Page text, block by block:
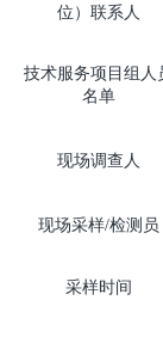
位）联系人
技术服务项目组人
名单
现场调查人
现场采样/检测员
采样时间